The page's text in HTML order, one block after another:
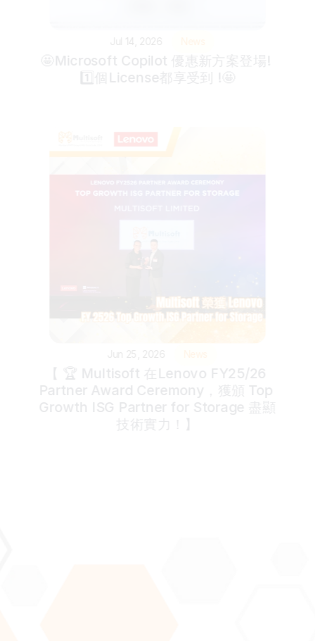
Jul 14, 2026
🤩Microsoft Copilot 優惠新方案登場!
1️⃣個License都享受到 !🤩
Jun 25, 2026
【 🏆 Multisoft 在Lenovo FY25/26
Partner Award Ceremony，獲頒 Top
Growth ISG Partner for Storage 盡顯
技術實力！】